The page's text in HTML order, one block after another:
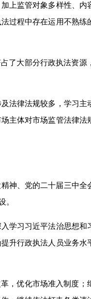
上监管对象多样性、内
过程中存在运用不熟练
了大部分行政执法资源
法律法规较多，学习主
主体对市场监管法律法
神、 党的二十届三中全
。
学习习近平法治思想和
升行政执法人员业务水
，优化市场准入制度；